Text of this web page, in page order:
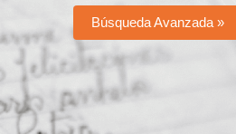
Búsqueda Avanzada »